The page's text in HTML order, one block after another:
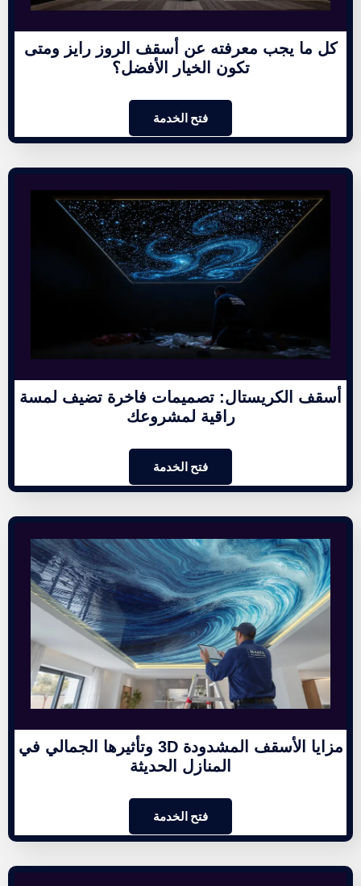
كل ما يجب معرفته عن أسقف الروز رايز ومتى
تكون الخيار الأفضل؟
فتح الخدمة
أسقف الكريستال: تصميمات فاخرة تضيف لمسة
راقية لمشروعك
فتح الخدمة
مزايا الأسقف المشدودة 3D وتأثيرها الجمالي في
المنازل الحديثة
فتح الخدمة